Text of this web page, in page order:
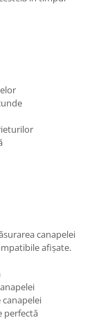
canapelei
afișate.
perfectă